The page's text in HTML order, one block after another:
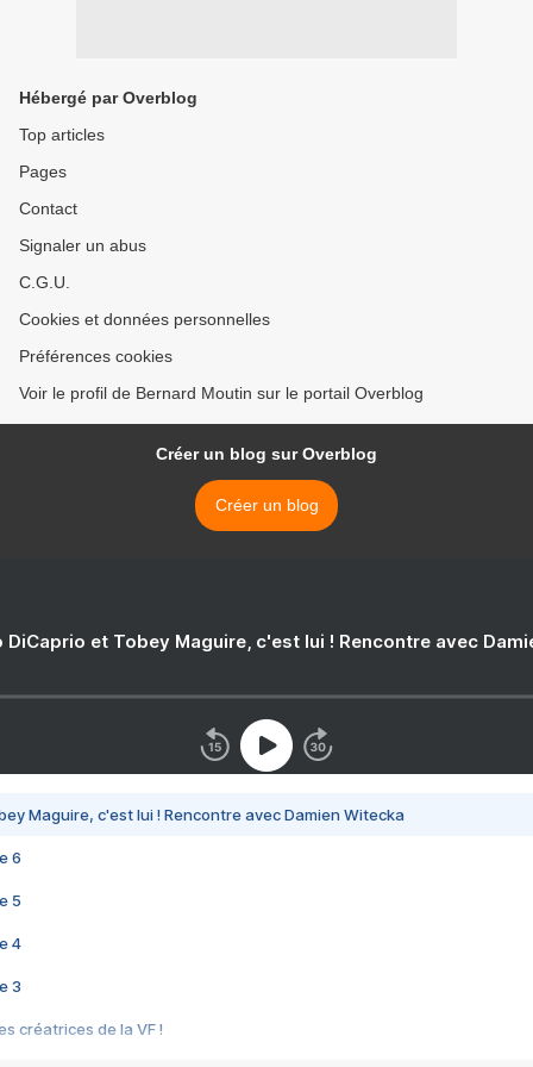
Hébergé par Overblog
Top articles
Pages
Contact
Signaler un abus
C.G.U.
Cookies et données personnelles
Préférences cookies
Voir le profil de Bernard Moutin sur le portail Overblog
Créer un blog sur Overblog
Créer un blog
DiCaprio et Tobey Maguire, c'est lui ! Rencontre avec
Maguire, c'est lui ! Rencontre avec Damien Witecka
6
5
4
3
créatrices de la VF !